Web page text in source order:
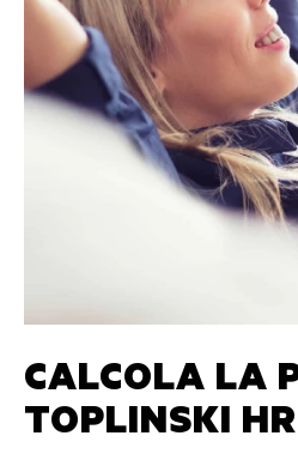
CALCOLA LA
TOPLINSKI HR